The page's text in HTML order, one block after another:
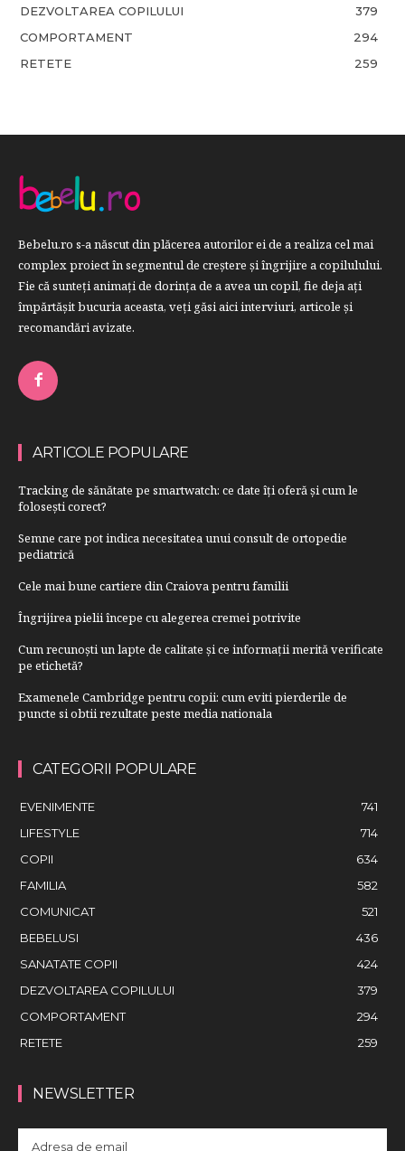
DEZVOLTAREA COPILULUI
379
COMPORTAMENT
294
RETETE
259
Bebelu.ro s-a născut din plăcerea autorilor ei de a realiza cel mai
complex proiect în segmentul de creştere şi îngrijire a copilulului.
Fie că sunteţi animaţi de dorinţa de a avea un copil, fie deja aţi
împărtăşit bucuria aceasta, veți găsi aici interviuri, articole şi
recomandări avizate.
ARTICOLE POPULARE
Tracking de sănătate pe smartwatch: ce date îți oferă și cum le
folosești corect?
Semne care pot indica necesitatea unui consult de ortopedie
pediatrică
Cele mai bune cartiere din Craiova pentru familii
Îngrijirea pielii începe cu alegerea cremei potrivite
Cum recunoști un lapte de calitate și ce informații merită verificate
pe etichetă?
Examenele Cambridge pentru copii: cum eviti pierderile de
puncte si obtii rezultate peste media nationala
CATEGORII POPULARE
EVENIMENTE
741
LIFESTYLE
714
COPII
634
FAMILIA
582
COMUNICAT
521
BEBELUSI
436
SANATATE COPII
424
DEZVOLTAREA COPILULUI
379
COMPORTAMENT
294
RETETE
259
NEWSLETTER